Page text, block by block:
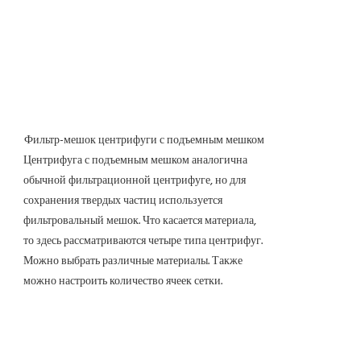
Фильтр-мешок центрифуги с подъемным мешком
Центрифуга с подъемным мешком аналогична
обычной фильтрационной центрифуге, но для
сохранения твердых частиц используется
фильтровальный мешок. Что касается материала,
то здесь рассматриваются четыре типа центрифуг.
Можно выбрать различные материалы. Также
можно настроить количество ячеек сетки.